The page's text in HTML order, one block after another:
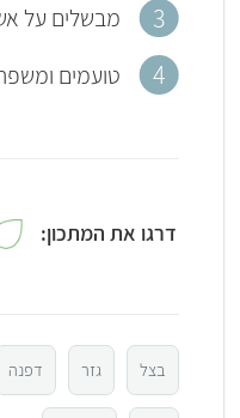
מבשלים על אש קטנה במשך 20 דקות, מוסיפים את
טועמים
דרגו את המתכון:
3
בצל גזר דפנה